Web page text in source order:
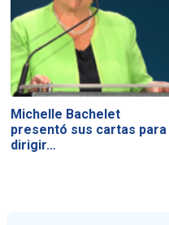
Michelle Bachelet
presentó sus cartas para
dirigir…